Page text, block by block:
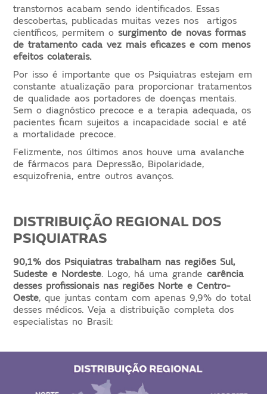
transtornos acabam sendo identificados. Essas
descobertas, publicadas muitas vezes nos artigos
científicos, permitem osurgimento de novas formas
de tratamento cada vez mais eficazes e com menos
efeitos colaterais.
Por isso é importante que os Psiquiatras estejam em
constante atualização para proporcionar tratamentos
de qualidade aos portadores de doenças mentais.
Sem o diagnóstico precoce e a terapia adequada, os
pacientes ficam sujeitos a incapacidade social e até
a mortalidade precoce.
Felizmente, nos últimos anos houve uma avalanche
de fármacos para Depressão, Bipolaridade,
esquizofrenia, entre outros avanços.
DISTRIBUIÇÃO REGIONAL DOS
PSIQUIATRAS
90,1% dos Psiquiatras trabalham nas regiões Sul,
Sudeste e Nordeste. Logo, há uma grandecarência
desses profissionais nas regiões Norte e Centro-
Oeste, que juntas contam com apenas 9,9% do total
desses médicos. Veja a distribuição completa dos
especialistas no Brasil: